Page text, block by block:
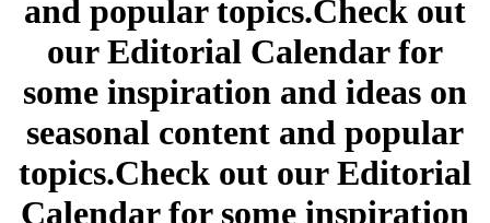
and popular topics.Check out
our Editorial Calendar for
some inspiration and ideas on
seasonal content and popular
topics.Check out our Editorial
Calendar for some inspiration